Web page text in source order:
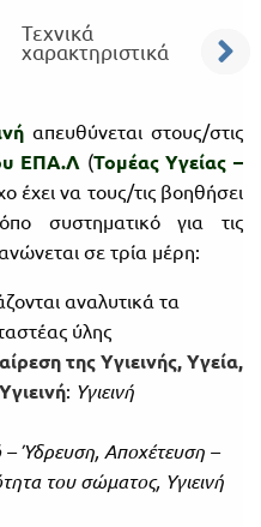
Τεχνικά
χαρακτηριστικά
απευθύνεται στους/στις
ΕΠΑ.Λ (Τομέας Υγείας –
έχει να τους/τις βοηθήσει
συστηματικό για τις
σε τρία μέρη:
αναλυτικά τα
ύλης
της Υγιεινής, Υγεία,
: Υγιεινή
Ύδρευση, Αποχέτευση –
του σώματος, Υγιεινή